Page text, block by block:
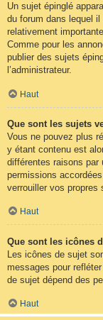
Un sujet épinglé
du forum dans lequel
relativement
Comme pour les
publier des sujets
l’administrateur.
Haut
Que sont les sujets
Vous ne pouvez plus
y étant contenu est
différentes raisons par
permissions
verrouiller vos propres
Haut
Que sont les icônes
Les icônes de sujet
messages pour
de sujet dépend des
Haut